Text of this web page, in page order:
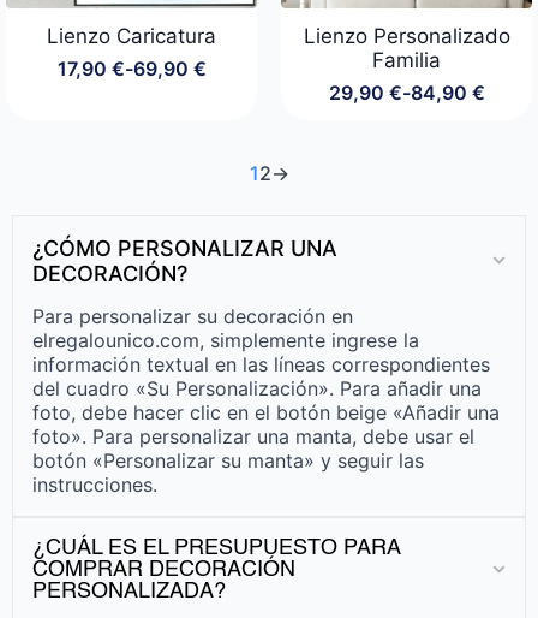
Lienzo Caricatura
17,90 €-69,90 €
Rango
Lienzo Personalizado
Familia
29,90 €-84,90 €
Rango
12→
¿CÓMO PERSONALIZAR UNA
DECORACIÓN?
Para personalizar su decoración en
elregalounico.com, simplemente ingrese la
información textual en las líneas correspondientes
del cuadro «Su Personalización». Para añadir una
foto, debe hacer clic en el botón beige «Añadir una
foto». Para personalizar una manta, debe usar el
botón «Personalizar su manta» y seguir las
instrucciones.
¿CUÁL ES EL PRESUPUESTO PARA
COMPRAR DECORACIÓN
PERSONALIZADA?